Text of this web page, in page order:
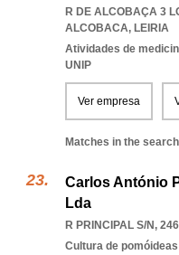
R DE ALCOBAÇA 3
ALCOBACA, LEIRIA
Atividades de
UNIP
Ver empresa
Matches in the
Carlos António
Lda
R PRINCIPAL S/N,
Cultura de